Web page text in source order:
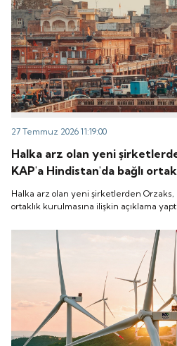
27 Temmuz 2026 11:19:00
Halka arz olan yeni
KAP'a Hindistan'da bağlı
açıklama yaptı.
Halka arz olan yeni şirketlerden Orzaks,
ortaklık kurulmasına ilişkin açıklama yaptı.